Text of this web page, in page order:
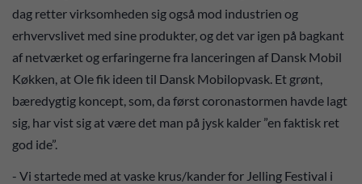
dag retter virksomheden sig også mod industrien og
erhvervslivet med sine produkter, og det var igen på bagkant
af netværket og erfaringerne fra lanceringen af Dansk Mobil
Køkken, at Ole fik ideen til Dansk Mobilopvask. Et grønt,
bæredygtig koncept, som, da først coronastormen havde lagt
sig, har vist sig at være det man på jysk kalder ”en faktisk ret
god ide”.
- Vi startede med at vaske krus/kander for Jelling Festival i